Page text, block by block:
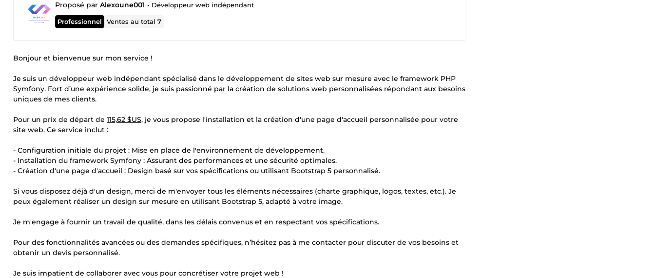
Proposé par Alexoune001 • Développeur web indépendant
Professionnel Ventes au total7
Bonjour et bienvenue sur mon service !
Je suis un développeur web indépendant spécialisé dans le développement de sites web sur mesure avec le framework PHP
Symfony. Fort d’une expérience solide, je suis passionné par la création de solutions web personnalisées répondant aux besoins
uniques de mes clients.
Pour un prix de départ de 115,62 $US, je vous propose l'installation et la création d'une page d'accueil personnalisée pour votre
site web. Ce service inclut :
- Configuration initiale du projet : Mise en place de l'environnement de développement.
- Installation du framework Symfony : Assurant des performances et une sécurité optimales.
- Création d'une page d'accueil : Design basé sur vos spécifications ou utilisant Bootstrap 5 personnalisé.
Si vous disposez déjà d'un design, merci de m'envoyer tous les éléments nécessaires (charte graphique, logos, textes, etc.). Je
peux également réaliser un design sur mesure en utilisant Bootstrap 5, adapté à votre image.
Je m'engage à fournir un travail de qualité, dans les délais convenus et en respectant vos spécifications.
Pour des fonctionnalités avancées ou des demandes spécifiques, n’hésitez pas à me contacter pour discuter de vos besoins et
obtenir un devis personnalisé.
Je suis impatient de collaborer avec vous pour concrétiser votre projet web !